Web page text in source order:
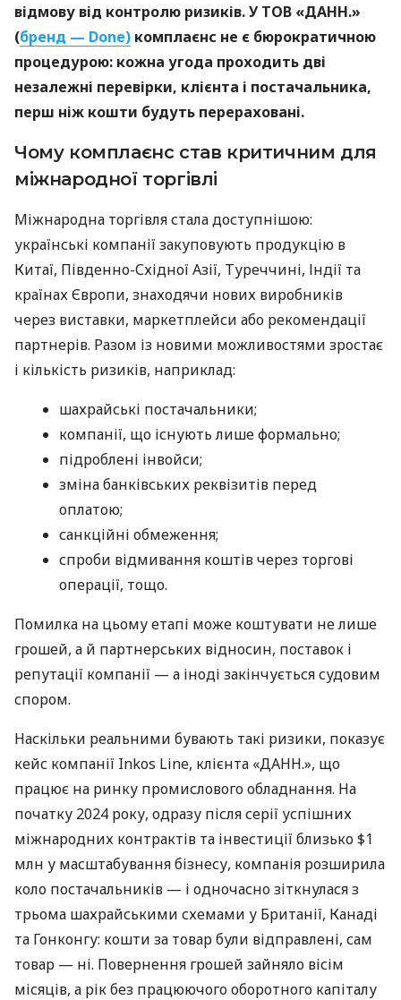
відмову від контролю ризиків. У ТОВ «ДАНН.»
(бренд — Done) комплаєнс не є бюрократичною
процедурою: кожна угода проходить дві
незалежні перевірки, клієнта і постачальника,
перш ніж кошти будуть перераховані.
Чому комплаєнс став критичним для
міжнародної торгівлі
Міжнародна торгівля стала доступнішою:
українські компанії закуповують продукцію в
Китаї, Південно-Східної Азії, Туреччині, Індії та
країнах Європи, знаходячи нових виробників
через виставки, маркетплейси або рекомендації
партнерів. Разом із новими можливостями зростає
і кількість ризиків, наприклад:
шахрайські постачальники;
компанії, що існують лише формально;
підроблені інвойси;
зміна банківських реквізитів перед
оплатою;
санкційні обмеження;
спроби відмивання коштів через торгові
операції, тощо.
Помилка на цьому етапі може коштувати не лише
грошей, а й партнерських відносин, поставок і
репутації компанії — а іноді закінчується судовим
спором.
Наскільки реальними бувають такі ризики, показує
кейс компанії Inkos Line, клієнта «ДАНН.», що
працює на ринку промислового обладнання. На
початку 2024 року, одразу після серії успішних
міжнародних контрактів та інвестиції близько $1
млн у масштабування бізнесу, компанія розширила
коло постачальників — і одночасно зіткнулася з
трьома шахрайськими схемами у Британії, Канаді
та Гонконгу: кошти за товар були відправлені, сам
товар — ні. Повернення грошей зайняло вісім
місяців, а рік без працюючого оборотного капіталу